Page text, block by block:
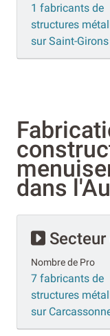
1 fabricants de
structures
sur Saint-Girons
dans
Nombre de Pro
7 fabricants de
structures
sur